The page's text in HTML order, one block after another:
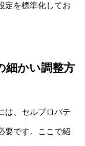
定を標準化してお
細かい調整方
は、セルプロパテ
要です。ここで紹